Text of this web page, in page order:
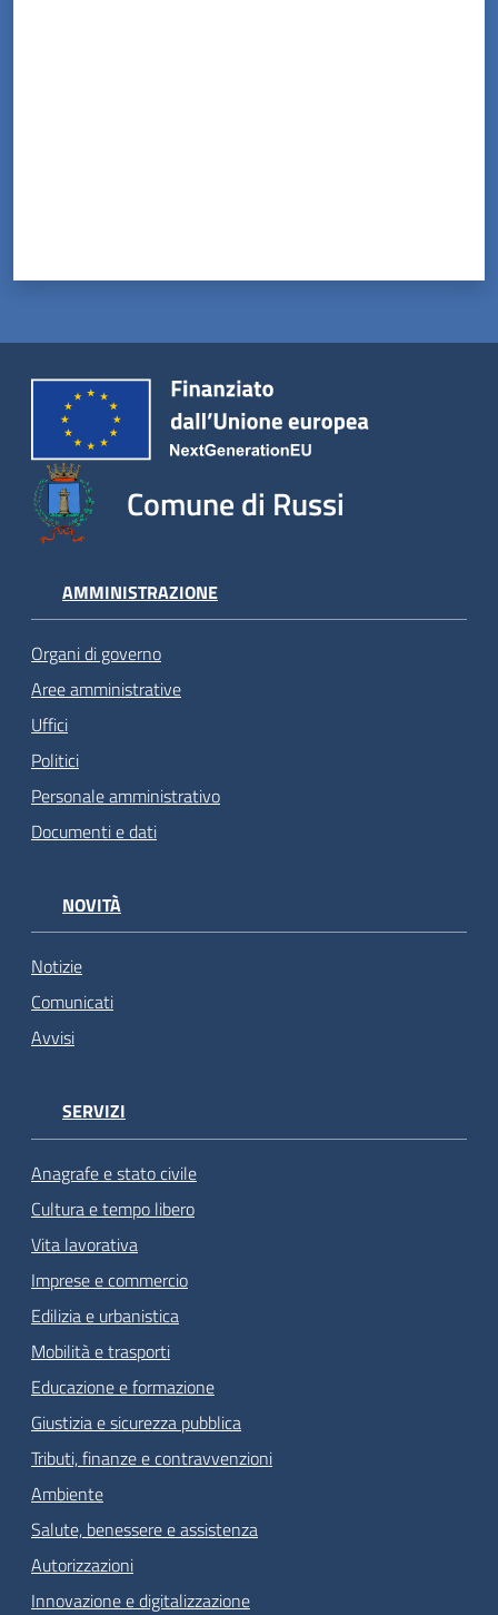
Comune di Russi
AMMINISTRAZIONE
Organi di governo
Aree amministrative
Uffici
Politici
Personale amministrativo
Documenti e dati
NOVITÀ
Notizie
Comunicati
Avvisi
SERVIZI
Anagrafe e stato civile
Cultura e tempo libero
Vita lavorativa
Imprese e commercio
Edilizia e urbanistica
Mobilità e trasporti
Educazione e formazione
Giustizia e sicurezza pubblica
Tributi, finanze e contravvenzioni
Ambiente
Salute, benessere e assistenza
Autorizzazioni
Innovazione e digitalizzazione